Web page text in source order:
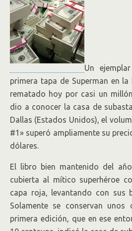
Un
primera tapa de Superman en
rematado hoy por casi un
dio a conocer la casa de
Dallas (Estados Unidos), el
#1» superó ampliamente su
dólares.
El libro bien mantenido del
cubierta al mítico superhéroe
capa roja, levantando con sus
Solamente se conservan unos
primera edición, que en ese